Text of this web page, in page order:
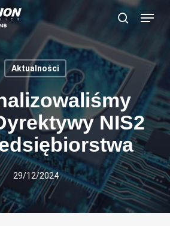
Szukaj
Menu
Aktualności
NIS2
29/12/2024